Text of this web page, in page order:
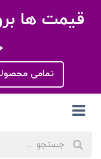
قیمت ها
تمامی